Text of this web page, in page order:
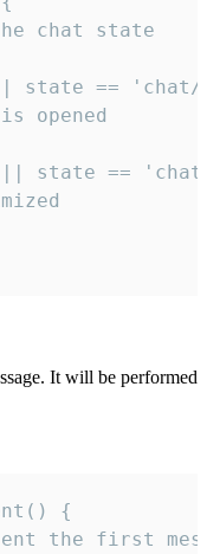
chat state
state ==
opened
state ==
It will be performed
{
the first